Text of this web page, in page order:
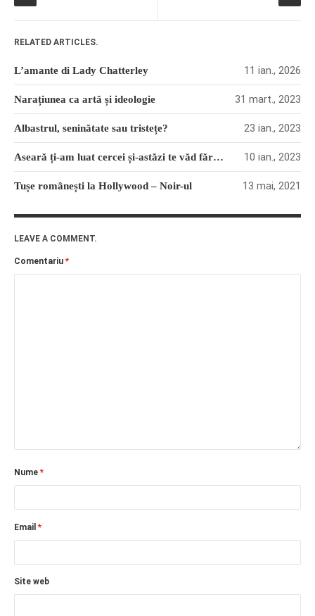
RELATED ARTICLES.
L’amante di Lady Chatterley 11 ian., 2026
Narațiunea ca artă și ideologie 31 mart., 2023
Albastrul, seninătate sau tristețe? 23 ian., 2023
Aseară ți-am luat cercei și-astăzi te văd fără ei 10 ian., 2023
Tușe românești la Hollywood – Noir-ul 13 mai, 2021
LEAVE A COMMENT.
Comentariu *
Nume *
Email *
Site web